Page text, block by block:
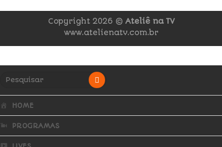
Copyright 2026 © Ateliê na TV
www.atelienatv.com.br
HOME
PROGRAMAS